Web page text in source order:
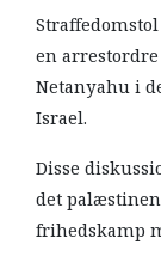
en
Netanyahu i
Israel.
Disse
det
frihedskamp